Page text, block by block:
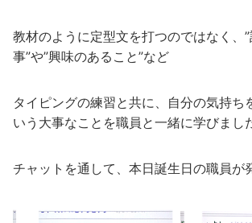
教材のように定型文を打つのではなく、
事”や”興味のあること”など
タイピングの練習と共に、自分の気持ち
いう大事なことを職員と一緒に学びまし
チャットを通して、本日誕生日の職員が